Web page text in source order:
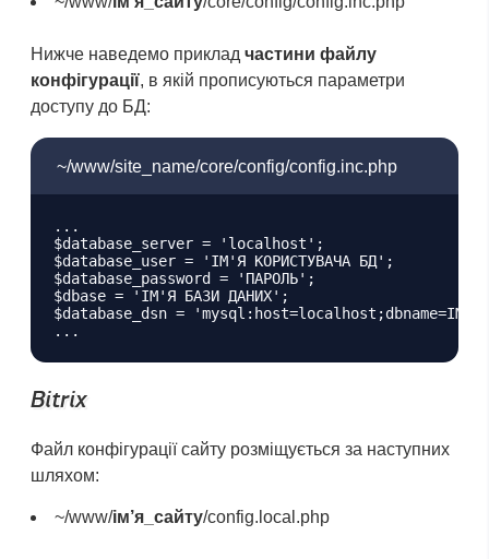
Нижче наведемо приклад частини файлу
конфігурації, в якій прописуються параметри
доступу до БД:
~/www/site_name/core/config/config.inc.php
...
$database_server = 'localhost';
$database_user = 'ІМ'Я КОРИСТУВАЧА БД';
$database_password = 'ПАРОЛЬ';
$dbase = 'ІМ'Я БАЗИ ДАНИХ';
$database_dsn = 'mysql:host=localhost;dbname=ІМ'Я
Bitrix
Файл конфігурації сайту розміщується за наступних
шляхом:
~/www/ім’я_сайту/config.local.php